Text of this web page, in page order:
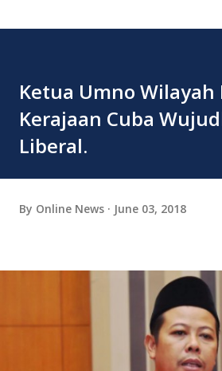
Ketua Umno Wilayah
Kerajaan Cuba
Liberal.
By Online News June 03, 2018